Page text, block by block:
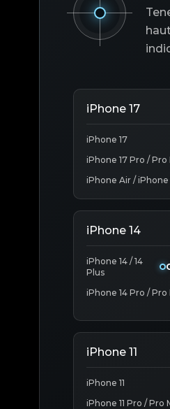
iPhone 17
iPhone 17
iPhone 17 Pro / Pro
iPhone Air / iPhone
iPhone 14
iPhone 14 / 14
Plus
iPhone 14 Pro / Pro
iPhone 11
iPhone 11
iPhone 11 Pro / Pro